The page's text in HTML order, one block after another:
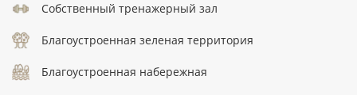
Собственный тренажерный зал
Благоустроенная зеленая территория
Благоустроенная набережная